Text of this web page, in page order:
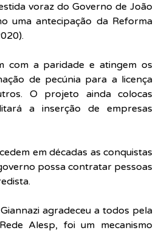
voraz do Governo de João
uma antecipação da Reforma
com a paridade e atingem os
de pecúnia para a licença
O projeto ainda colocas
a inserção de empresas
em décadas as conquistas
possa contratar pessoas
Giannazi agradeceu a todos pela
Alesp, foi um mecanismo